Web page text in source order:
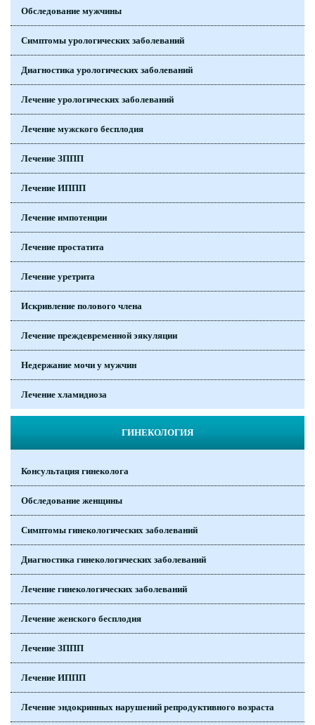
Обследование мужчины
Симптомы урологических заболеваний
Диагностика урологических заболеваний
Лечение урологических заболеваний
Лечение мужского бесплодия
Лечение ЗППП
Лечение ИППП
Лечение импотенции
Лечение простатита
Лечение уретрита
Искривление полового члена
Лечение преждевременной эякуляции
Недержание мочи у мужчин
Лечение хламидиоза
ГИНЕКОЛОГИЯ
Консультация гинеколога
Обследование женщины
Симптомы гинекологических заболеваний
Диагностика гинекологических заболеваний
Лечение гинекологических заболеваний
Лечение женского бесплодия
Лечение ЗППП
Лечение ИППП
Лечение эндокринных нарушений репродуктивного возраста